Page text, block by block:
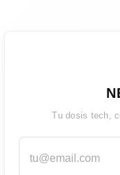
Tu dosis tech,